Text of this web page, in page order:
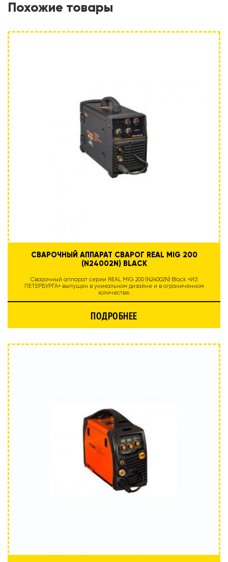
Похожие товары
СВАРОЧНЫЙ АППАРАТ СВАРОГ REAL MIG 200
(N24002N) BLACK
Сварочный аппарат серии REAL MIG 200 (N24002N) Black «ИЗ
ПЕТЕРБУРГА» выпущен в уникальном дизайне и в ограниченном
количестве.
ПОДРОБНЕЕ